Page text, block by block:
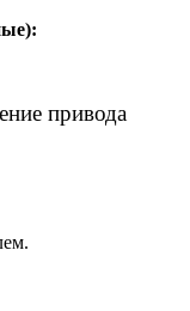
привода